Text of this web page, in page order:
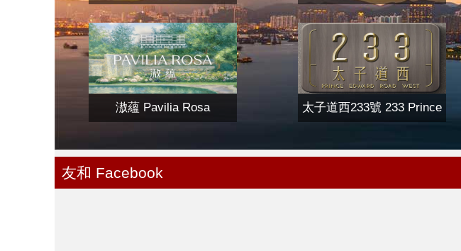
滶蘊 Pavilia Rosa 太子道西233號 233 Prince
友和 Facebook